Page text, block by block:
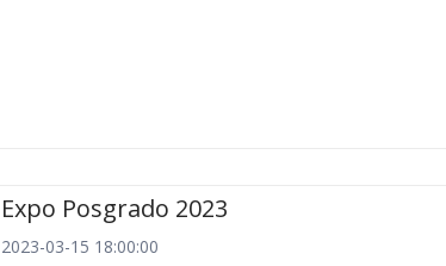
Expo Posgrado 2023
2023-03-15 18:00:00